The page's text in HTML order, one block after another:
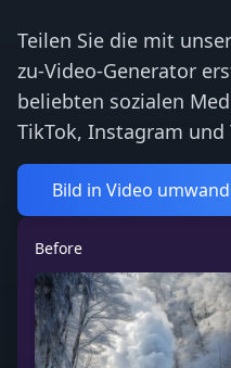
Teilen Sie die mit
zu-Video-Generator
beliebten sozialen
TikTok, Instagram und
Bild in Video
Before